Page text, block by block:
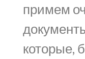
примем
которые,